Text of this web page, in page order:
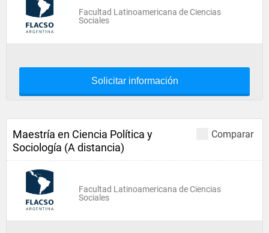
Facultad Latinoamericana de Ciencias
Sociales
Solicitar información
Comparar
Maestría en Ciencia Política y
Sociología (A distancia)
Facultad Latinoamericana de Ciencias
Sociales